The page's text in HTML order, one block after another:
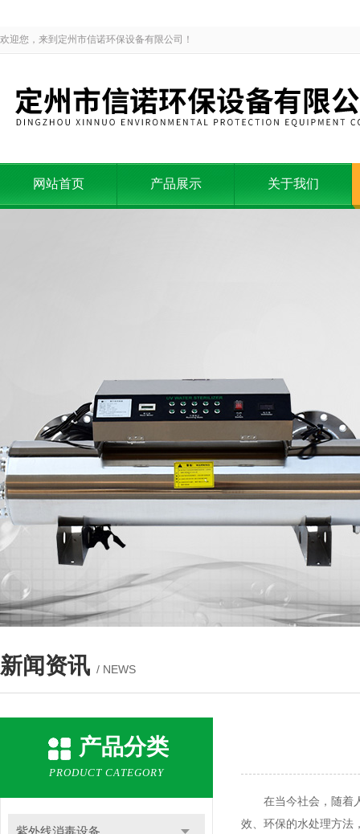
欢迎您，来到定州市信诺环保设备有限公司！
网站首页 产品展示 关于我们
新闻资讯 / NEWS
产品分类
PRODUCT CATEGORY
在当今社会，随着人
效、环保的水处理方法